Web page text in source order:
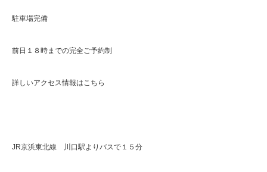
駐車場完備
前日１８時までの完全ご予約制
詳しいアクセス情報はこちら
JR京浜東北線 川口駅よりバスで１５分